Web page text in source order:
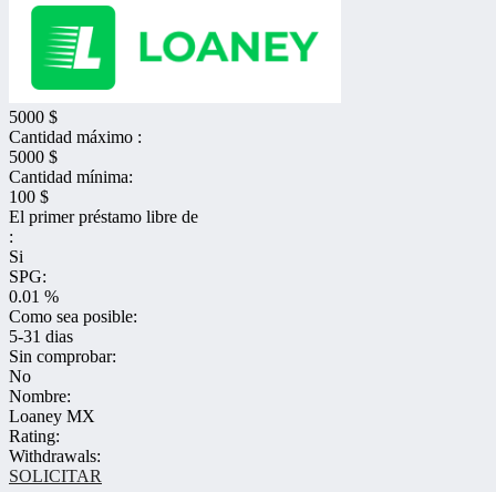
5000 $
Cantidad máximo :
5000 $
Cantidad mínima:
100 $
El primer préstamo libre de
:
Si
SPG:
0.01 %
Como sea posible:
5-31 dias
Sin comprobar:
No
Nombre:
Loaney MX
Rating:
Withdrawals:
SOLICITAR